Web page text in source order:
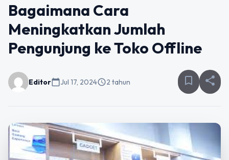
Bagaimana Cara
Meningkatkan Jumlah
Pengunjung ke Toko Offline
Editorcalendar_todayJul 17, 2024schedule2 tahun bookmark_border share